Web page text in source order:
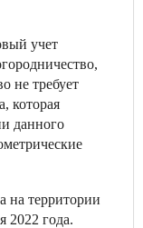
учет
не требует
которая
данного
на территории
2022 года.